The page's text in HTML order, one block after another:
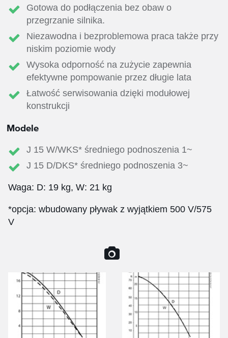
Gotowa do podłączenia bez obaw o
przegrzanie silnika.
Niezawodna i bezproblemowa praca także przy
niskim poziomie wody
Wysoka odporność na zużycie zapewnia
efektywne pompowanie przez długie lata
Łatwość serwisowania dzięki modułowej
konstrukcji
Modele
J 15 W/WKS* średniego podnoszenia 1~
J 15 D/DKS* średniego podnoszenia 3~
Waga: D: 19 kg, W: 21 kg
*opcja: wbudowany pływak z wyjątkiem 500 V/575
V